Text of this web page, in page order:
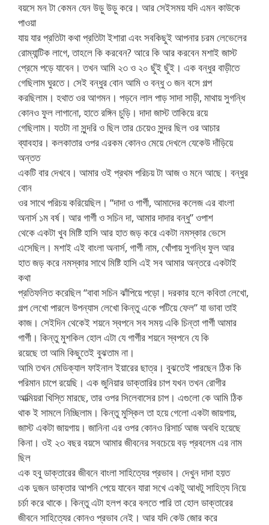
বয়সে মন টা কেমন যেন উড়ু উড়ু করে। আর সেইসময় যদি এমন কাউকে
পাওয়া
যায় যার প্রতিটা কথা প্রতিটা ইশারা এবং সবকিছুই আপনার চরম লেভেলের
রোম্যান্টিক লাগে, তাহলে কি করবেন? আরে কি আর করবেন মশাই জাস্ট
প্রেমে পড়ে যাবেন। তখন আমি ২৩ ও ২০ ছুঁই ছুঁই। এক বন্ধুর বাড়ীতে
গেছিলাম ঘুরতে। সেই বন্ধুর বোন আমি ও বন্ধু ৩ জন বসে গল্প
করছিলাম। হথাত ওর আগমন। পড়নে লাল পাড় সাদা সাড়ী, মাথায় সুগন্ধি
কোনও ফুল লাগানো, হাতে রঙ্গিন চুড়ি। দাদা জাস্ট তাকিয়ে রয়ে
গেছিলাম। যতটা না সুন্দরি ও ছিল তার চেয়েও সুন্দর ছিল ওর আচার
ব্যাবহার। কলকাতার ওপর এরকম কোনও মেয়ে দেখলে যেকেউ দাঁড়িয়ে
অন্তত
একটি বার দেখবে। আমার ওই প্রথম পরিচয় টা আজ ও মনে আছে। বন্ধুর
বোন
ওর সাথে পরিচয় করিয়েছিল। “দাদা ও গার্গী, আমাদের কলেজ এর বাংলা
অনার্স ১ম বর্ষ। আর গার্গী ও সচিন দা, আমার দাদার বন্ধু” ওপাশ
থেকে একটা খুব মিষ্টি হাসি আর হাত জড় করে একটা নমস্কার ভেসে
এসেছিল। মশাই এই বাংলা অনার্স, গার্গী নাম, খোঁপায় সুগন্ধি ফুল আর
হাত জড় করে নমস্কার সাথে মিষ্টি হাসি এই সব আমার অন্তরে একটাই
কথা
প্রতিফলিত করেছিল “বাবা সচিন ঝাঁপিয়ে পড়ো। দরকার হলে কবিতা লেখো,
গল্প লেখো পারলে উপন্যাস লেখো কিন্তু একে পটিয়ে ফেল” যা ভাবা তাই
কাজ। সেইদিন থেকেই শয়নে স্বপনে সব সময় একি চিন্তা গার্গী আমার
গার্গী। কিন্তু মুশকিল হোল এটা যে গার্গীর শয়নে স্বপনে যে কি
রয়েছে তা আমি কিছুতেই বুঝতাম না।
আমি তখন মেডিক্যাল ফাইনাল ইয়ারের ছাত্র। বুঝতেই পারছেন ঠিক কি
পরিমান চাপে রয়েছি। এক জুনিয়ার ডাক্তারির চাপ যখন তখন রোগীর
আত্মিয়রা খিস্তি মারছে, তার ওপর সিলেবাসের চাপ। এগুলো কে আমি ঠিক
থাক ই সামলে নিচ্ছিলাম। কিন্তু মুস্কিল তা হয়ে গেলো একটা জায়গায়,
জাস্ট একটা জায়গায়। জানিনা এর ওপর কোনও রিসার্চ আজ অবধি হয়েছে
কিনা। ওই ২৩ বছর বয়সে আমার জীবনের সবচেয়ে বড় প্রবলেম এর নাম
ছিল
এক হবু ডাক্তারের জীবনে বাংলা সাহিত্যের প্রভাব। দেখুন দাদা হয়ত
এক দুজন ডাক্তার আপনি পেয়ে যাবেন যারা সখে একটু আধটু সাহিত্য নিয়ে
চর্চা করে থাকে। কিন্তু এটা হলপ করে বলতে পারি তা হোল ডাক্তারের
জীবনে সাহিত্যের কোনও প্রভাব নেই। আর যদি কেউ জোর করে